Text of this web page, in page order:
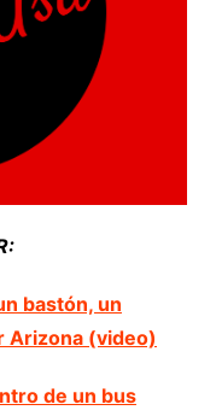
bastón, un
Arizona (video)
de un bus